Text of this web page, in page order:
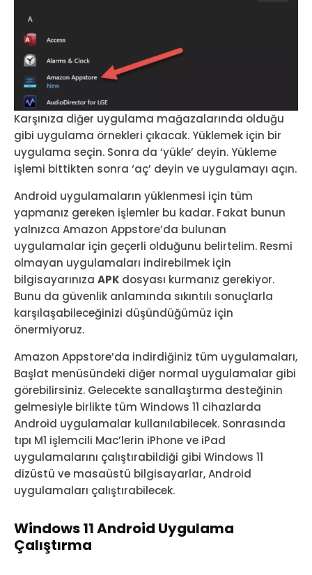
Karşınıza diğer uygulama mağazalarında olduğu
gibi uygulama örnekleri çıkacak. Yüklemek için bir
uygulama seçin. Sonra da ‘yükle’ deyin. Yükleme
işlemi bittikten sonra ‘aç’ deyin ve uygulamayı açın.
Android uygulamaların yüklenmesi için tüm
yapmanız gereken işlemler bu kadar. Fakat bunun
yalnızca Amazon Appstore’da bulunan
uygulamalar için geçerli olduğunu belirtelim. Resmi
olmayan uygulamaları indirebilmek için
bilgisayarınıza APK dosyası kurmanız gerekiyor.
Bunu da güvenlik anlamında sıkıntılı sonuçlarla
karşılaşabileceğinizi düşündüğümüz için
önermiyoruz.
Amazon Appstore’da indirdiğiniz tüm uygulamaları,
Başlat menüsündeki diğer normal uygulamalar gibi
görebilirsiniz. Gelecekte sanallaştırma desteğinin
gelmesiyle birlikte tüm Windows 11 cihazlarda
Android uygulamalar kullanılabilecek. Sonrasında
tıpı M1 işlemcili Mac’lerin iPhone ve iPad
uygulamalarını çalıştırabildiği gibi Windows 11
dizüstü ve masaüstü bilgisayarlar, Android
uygulamaları çalıştırabilecek.
Windows 11 Android Uygulama
Çalıştırma